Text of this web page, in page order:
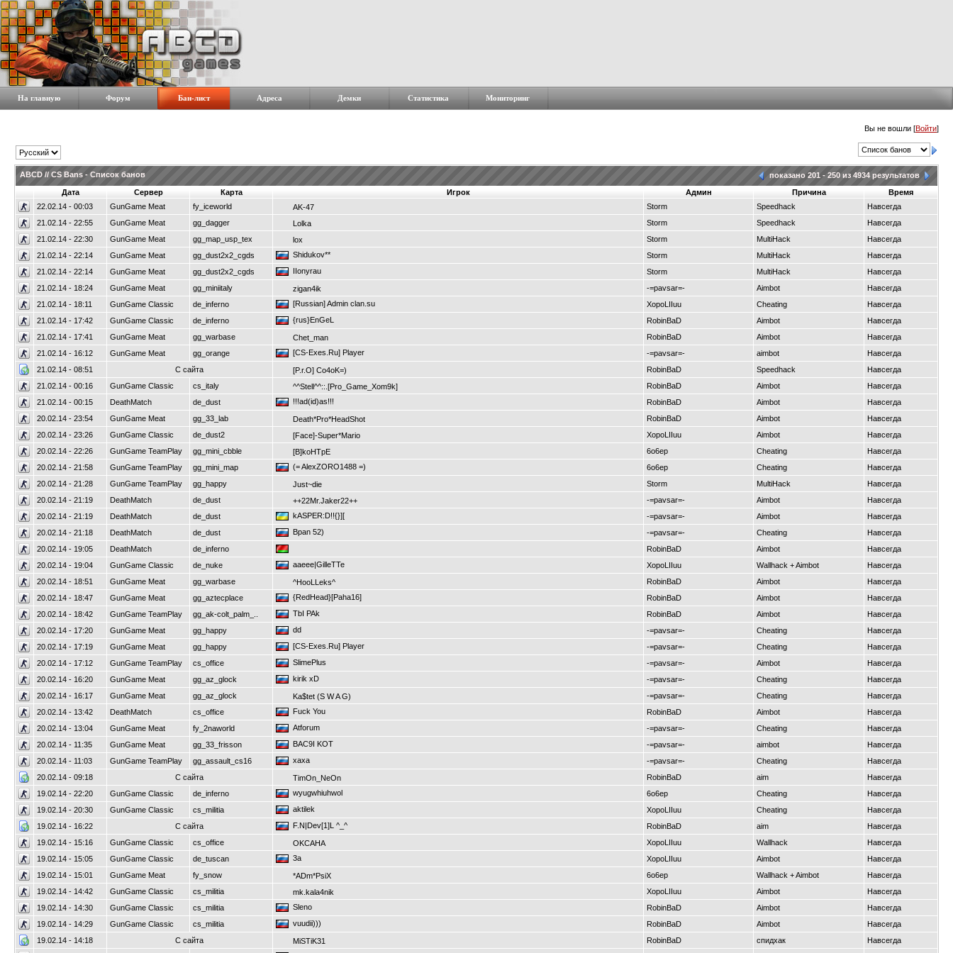
На главную Форум Бан-лист Адреса Демки Статистика Мониторинг
Вы не вошли [Войти]
ABCD // CS Bans - Список банов показано 201 - 250 из 4934 результатов
Дата Сервер Карта Игрок Админ Причина
Время
22.02.14 - 00:03
GunGame Meat fy_iceworld AK-47 Storm Speedhack
Навсегда
21.02.14 - 22:55
GunGame Meat gg_dagger Lolka Storm Speedhack
Навсегда
21.02.14 - 22:30
GunGame Meat gg_map_usp_tex lox Storm MultiHack
Навсегда
21.02.14 - 22:14
GunGame Meat gg_dust2x2_cgds Shidukov** Storm MultiHack
Навсегда
21.02.14 - 22:14
GunGame Meat gg_dust2x2_cgds IIonyrau Storm MultiHack
Навсегда
21.02.14 - 18:24
GunGame Meat gg_miniitaly zigan4ik -=pavsar=- Aimbot
Навсегда
21.02.14 - 18:11
GunGame Classic de_inferno [Russian] Admin clan.su XopoLIIuu Cheating
Навсегда
21.02.14 - 17:42
GunGame Classic de_inferno {rus}EnGeL RobinBaD Aimbot
Навсегда
21.02.14 - 17:41
GunGame Meat gg_warbase Chet_man RobinBaD Aimbot
Навсегда
21.02.14 - 16:12
GunGame Meat gg_orange [CS-Exes.Ru] Player -=pavsar=- aimbot
Навсегда
21.02.14 - 08:51
С сайта [P.r.O] Co4oK=) RobinBaD Speedhack
Навсегда
21.02.14 - 00:16
GunGame Classic cs_italy ^^Stell^^::.[Pro_Game_Xom9k] RobinBaD Aimbot
Навсегда
21.02.14 - 00:15
DeathMatch de_dust !!!ad(id)as!!! RobinBaD Aimbot
Навсегда
20.02.14 - 23:54
GunGame Meat gg_33_lab Death*Pro*HeadShot RobinBaD Aimbot
Навсегда
20.02.14 - 23:26
GunGame Classic de_dust2 [Face]-Super*Mario XopoLIIuu Aimbot
Навсегда
20.02.14 - 22:26
GunGame TeamPlay gg_mini_cbble [B]koHTpE 6o6ep Cheating
Навсегда
20.02.14 - 21:58
GunGame TeamPlay gg_mini_map (= AlexZORO1488 =) 6o6ep Cheating
Навсегда
20.02.14 - 21:28
GunGame TeamPlay gg_happy Just~die Storm MultiHack
Навсегда
20.02.14 - 21:19
DeathMatch de_dust ++22Mr.Jaker22++ -=pavsar=- Aimbot
Навсегда
20.02.14 - 21:19
DeathMatch de_dust kASPER:D!!{}][ -=pavsar=- Aimbot
Навсегда
20.02.14 - 21:18
DeathMatch de_dust Bpan 52) -=pavsar=- Cheating
Навсегда
20.02.14 - 19:05
DeathMatch de_inferno RobinBaD Aimbot
Навсегда
20.02.14 - 19:04
GunGame Classic de_nuke aaeee|GilleTTe XopoLIIuu Wallhack + Aimbot
Навсегда
20.02.14 - 18:51
GunGame Meat gg_warbase ^HooLLeks^ RobinBaD Aimbot
Навсегда
20.02.14 - 18:47
GunGame Meat gg_aztecplace {RedHead}[Paha16] RobinBaD Aimbot
Навсегда
20.02.14 - 18:42
GunGame TeamPlay gg_ak-colt_palm_.. TbI PAk RobinBaD Aimbot
Навсегда
20.02.14 - 17:20
GunGame Meat gg_happy dd -=pavsar=- Cheating
Навсегда
20.02.14 - 17:19
GunGame Meat gg_happy [CS-Exes.Ru] Player -=pavsar=- Cheating
Навсегда
20.02.14 - 17:12
GunGame TeamPlay cs_office SlimePlus -=pavsar=- Aimbot
Навсегда
20.02.14 - 16:20
GunGame Meat gg_az_glock kirik xD -=pavsar=- Cheating
Навсегда
20.02.14 - 16:17
GunGame Meat gg_az_glock Ka$tet (S W A G) -=pavsar=- Cheating
Навсегда
20.02.14 - 13:42
DeathMatch cs_office Fuck You RobinBaD Aimbot
Навсегда
20.02.14 - 13:04
GunGame Meat fy_2naworld Atforum -=pavsar=- Cheating
Навсегда
20.02.14 - 11:35
GunGame Meat gg_33_frisson BAC9I KOT -=pavsar=- aimbot
Навсегда
20.02.14 - 11:03
GunGame TeamPlay gg_assault_cs16 xaxa -=pavsar=- Cheating
Навсегда
20.02.14 - 09:18
С сайта TimOn_NeOn RobinBaD aim
Навсегда
19.02.14 - 22:20
GunGame Classic de_inferno wyugwhiuhwol 6o6ep Cheating
Навсегда
19.02.14 - 20:30
GunGame Classic cs_militia aktilek XopoLIIuu Cheating
Навсегда
19.02.14 - 16:22
С сайта F.N|Dev[1]L ^_^ RobinBaD aim
Навсегда
19.02.14 - 15:16
GunGame Classic cs_office OKCAHA XopoLIIuu Wallhack
Навсегда
19.02.14 - 15:05
GunGame Classic de_tuscan 3a XopoLIIuu Aimbot
Навсегда
19.02.14 - 15:01
GunGame Meat fy_snow *ADm*PsiX 6o6ep Wallhack + Aimbot
Навсегда
19.02.14 - 14:42
GunGame Classic cs_militia mk.kala4nik XopoLIIuu Aimbot
Навсегда
19.02.14 - 14:30
GunGame Classic cs_militia Sleno RobinBaD Aimbot
Навсегда
19.02.14 - 14:29
GunGame Classic cs_militia vuudii))) RobinBaD Aimbot
Навсегда
19.02.14 - 14:18
С сайта MiSTiK31 RobinBaD спидхак
Навсегда